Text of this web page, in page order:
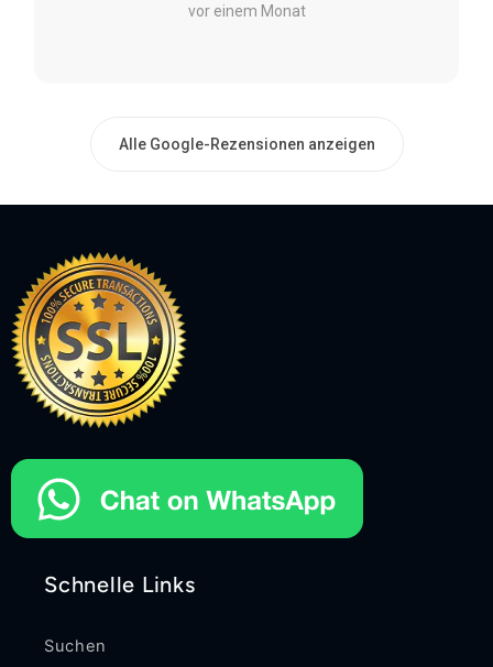
vor einem Monat
Alle Google-Rezensionen anzeigen
Schnelle Links
Suchen